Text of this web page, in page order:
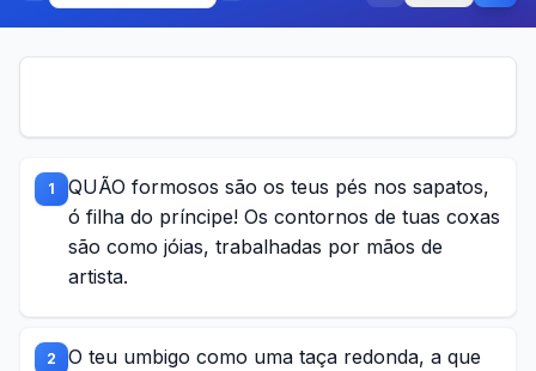
1
QUÃO formosos são os teus pés nos sapatos,
ó filha do príncipe! Os contornos de tuas coxas
são como jóias, trabalhadas por mãos de
artista.
2
O teu umbigo como uma taça redonda, a que